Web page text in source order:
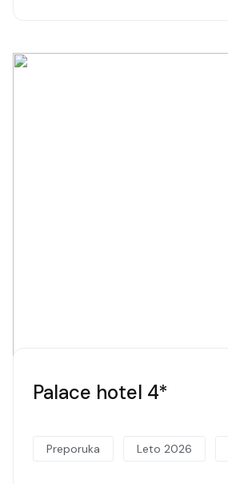
Palace hotel 4*
Preporuka Leto 2026